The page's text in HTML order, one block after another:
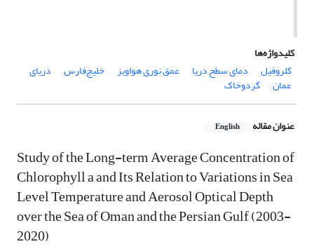
کلیدواژه‌ها
کلروفیل
دمای سطح دریا عمق نوری هواویز خلیج‌فارس دریای
عمان گردوخاک
عنوان مقاله English
Study of the Long-term Average Concentration of
Chlorophyll a and Its Relation to Variations in Sea
Level Temperature and Aerosol Optical Depth
over the Sea of Oman and the Persian Gulf (2003-
2020)